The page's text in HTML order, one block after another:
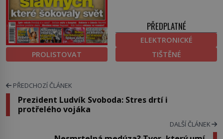
PROLISTOVAT
PŘEDPLATNÉ
ELEKTRONICKÉ
TIŠTĚNÉ
PŘEDCHOZÍ ČLÁNEK
Prezident Ludvík Svoboda: Stres drtí i
protřelého vojáka
DALŠÍ ČLÁNEK